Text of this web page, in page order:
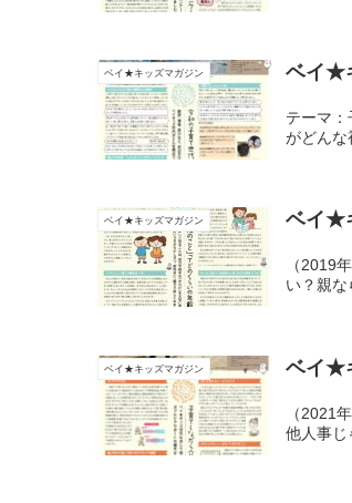
ベイ★キッズマガジン ベイ★
テーマ
がどんな
ベイ★キッズマガジン ベイ★
（2019
い？親な
ベイ★キッズマガジン ベイ★
（2021
他人事じ